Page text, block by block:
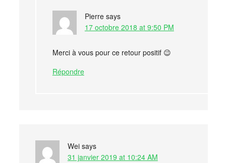
Pierre says
17 octobre 2018 at 9:50 PM
Merci à vous pour ce retour positif 😉
Répondre
Wei says
31 janvier 2019 at 10:24 AM